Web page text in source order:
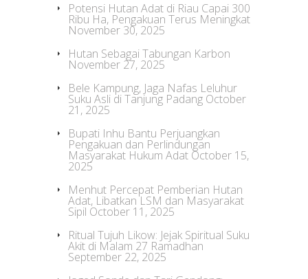
Potensi Hutan Adat di Riau Capai 300
Ribu Ha, Pengakuan Terus Meningkat
November 30, 2025
Hutan Sebagai Tabungan Karbon
November 27, 2025
Bele Kampung, Jaga Nafas Leluhur
Suku Asli di Tanjung Padang October
21, 2025
Bupati Inhu Bantu Perjuangkan
Pengakuan dan Perlindungan
Masyarakat Hukum Adat October 15,
2025
Menhut Percepat Pemberian Hutan
Adat, Libatkan LSM dan Masyarakat
Sipil October 11, 2025
Ritual Tujuh Likow: Jejak Spiritual Suku
Akit di Malam 27 Ramadhan
September 22, 2025